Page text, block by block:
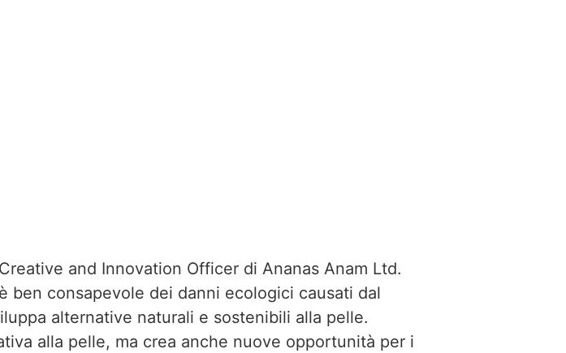
and Innovation Officer di Ananas Anam Ltd.
ben consapevole dei danni ecologici causati dal
alternative naturali e sostenibili alla pelle.
alla pelle, ma crea anche nuove opportunità per i